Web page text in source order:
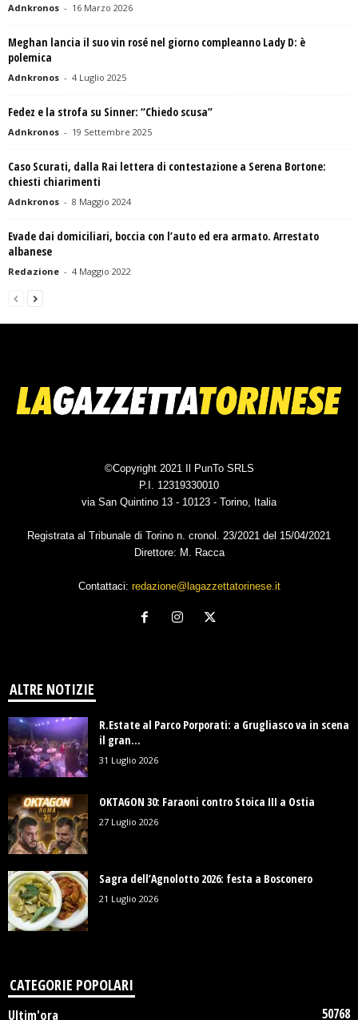
Adnkronos - 16 Marzo 2026
Meghan lancia il suo vin rosé nel giorno compleanno Lady D: è
polemica
Adnkronos - 4 Luglio 2025
Fedez e la strofa su Sinner: “Chiedo scusa”
Adnkronos - 19 Settembre 2025
Caso Scurati, dalla Rai lettera di contestazione a Serena Bortone:
chiesti chiarimenti
Adnkronos - 8 Maggio 2024
Evade dai domiciliari, boccia con l’auto ed era armato. Arrestato
albanese
Redazione - 4 Maggio 2022
©Copyright 2021 Il PunTo SRLS
P.I. 12319330010
via San Quintino 13 - 10123 - Torino, Italia
Registrata al Tribunale di Torino n. cronol. 23/2021 del 15/04/2021
Direttore: M. Racca
Contattaci: redazione@lagazzettatorinese.it
ALTRE NOTIZIE
R.Estate al Parco Porporati: a Grugliasco va in scena
il gran...
31 Luglio 2026
OKTAGON 30: Faraoni contro Stoica III a Ostia
27 Luglio 2026
Sagra dell’Agnolotto 2026: festa a Bosconero
21 Luglio 2026
CATEGORIE POPOLARI
Ultim'ora 50768